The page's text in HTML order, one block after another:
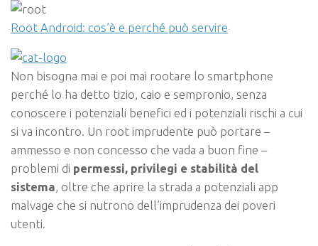
Root Android: cos’è e perché può servire
Non bisogna mai e poi mai rootare lo smartphone
perché lo ha detto tizio, caio e sempronio, senza
conoscere i potenziali benefici ed i potenziali rischi a cui
si va incontro. Un root imprudente può portare –
ammesso e non concesso che vada a buon fine –
problemi di permessi, privilegi e stabilità del
sistema, oltre che aprire la strada a potenziali app
malvage che si nutrono dell’imprudenza dei poveri
utenti.